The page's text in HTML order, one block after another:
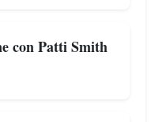
con Patti Smith